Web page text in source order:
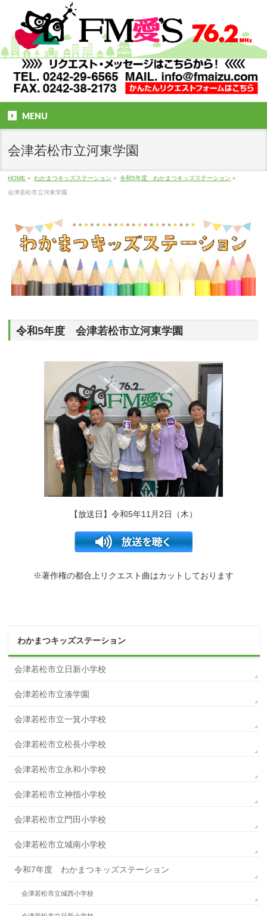
MENU
会津若松市立河東学園
HOME » わかまつキッズステーション » 令和5年度 わかまつキッズステーション »
会津若松市立河東学園
令和5年度 会津若松市立河東学園
【放送日】令和5年11月2日（木）
※著作権の都合上リクエスト曲はカットしております
わかまつキッズステーション
会津若松市立日新小学校
会津若松市立湊学園
会津若松市立一箕小学校
会津若松市立松長小学校
会津若松市立永和小学校
会津若松市立神指小学校
会津若松市立門田小学校
会津若松市立城南小学校
令和7年度 わかまつキッズステーション
会津若松市立城西小学校